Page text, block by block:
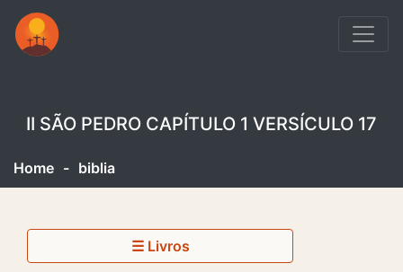
II SÃO PEDRO CAPÍTULO 1 VERSÍCULO 17
Home - biblia
☰ Livros